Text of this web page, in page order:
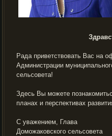
Рада приветствовать Вас на
Администрации
сельсовета!
Здесь Вы можете
планах и перспективах
С уважением, Глава
Доможаковского сельсовета